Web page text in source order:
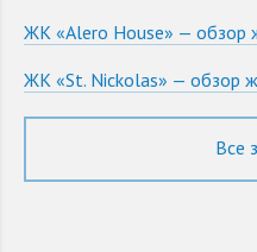
ЖК «Alero House» — обзор
ЖК «St. Nickolas» — обзор
Все